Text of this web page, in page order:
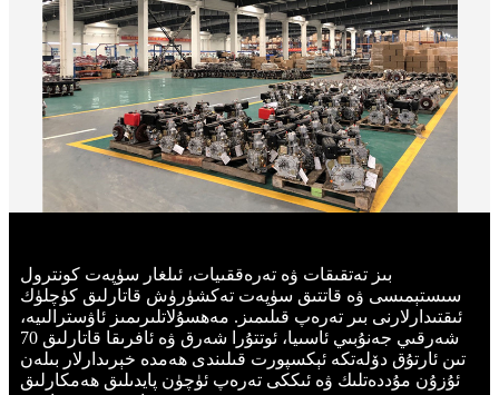
بىز تەتقىقات ۋە تەرەققىيات، ئىلغار سۈپەت كونترول
سىستېمىسى ۋە قاتتىق سۈپەت تەكشۈرۈش قاتارلىق كۈچلۈك
ئىقتىدارلارنى بىر تەرەپ قىلىمىز. مەھسۇلاتلىرىمىز ئاۋسترالىيە،
شەرقىي جەنۇبىي ئاسىيا، ئوتتۇرا شەرق ۋە ئافرىقا قاتارلىق 70
تىن ئارتۇق دۆلەتكە ئېكسپورت قىلىندى ھەمدە خېرىدارلار بىلەن
ئۇزۇن مۇددەتلىك ۋە ئىككى تەرەپ ئۈچۈن پايدىلىق ھەمكارلىق